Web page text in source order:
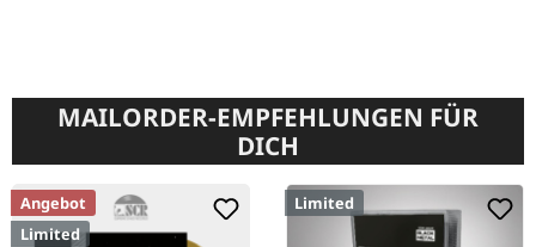
MAILORDER-EMPFEHLUNGEN FÜR
DICH
Angebot
Limited
Limited